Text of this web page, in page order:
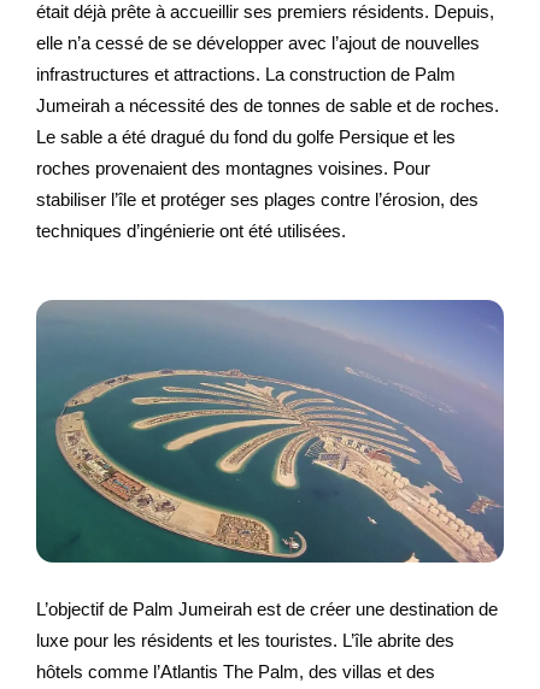
était déjà prête à accueillir ses premiers résidents. Depuis,
elle n’a cessé de se développer avec l’ajout de nouvelles
infrastructures et attractions. La construction de Palm
Jumeirah a nécessité des de tonnes de sable et de roches.
Le sable a été dragué du fond du golfe Persique et les
roches provenaient des montagnes voisines. Pour
stabiliser l’île et protéger ses plages contre l’érosion, des
techniques d’ingénierie ont été utilisées.
L’objectif de Palm Jumeirah est de créer une destination de
luxe pour les résidents et les touristes. L’île abrite des
hôtels comme l’Atlantis The Palm, des villas et des